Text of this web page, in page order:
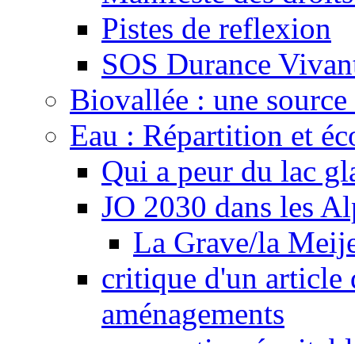
Pistes de reflexion
SOS Durance
Biovallée : une
Eau : Répartition et
Qui a peur du lac
JO 2030 dans les
La Grave/la
critique d'un article
aménagements